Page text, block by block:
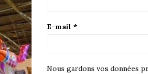
E-mail *
Nous gardons vos données